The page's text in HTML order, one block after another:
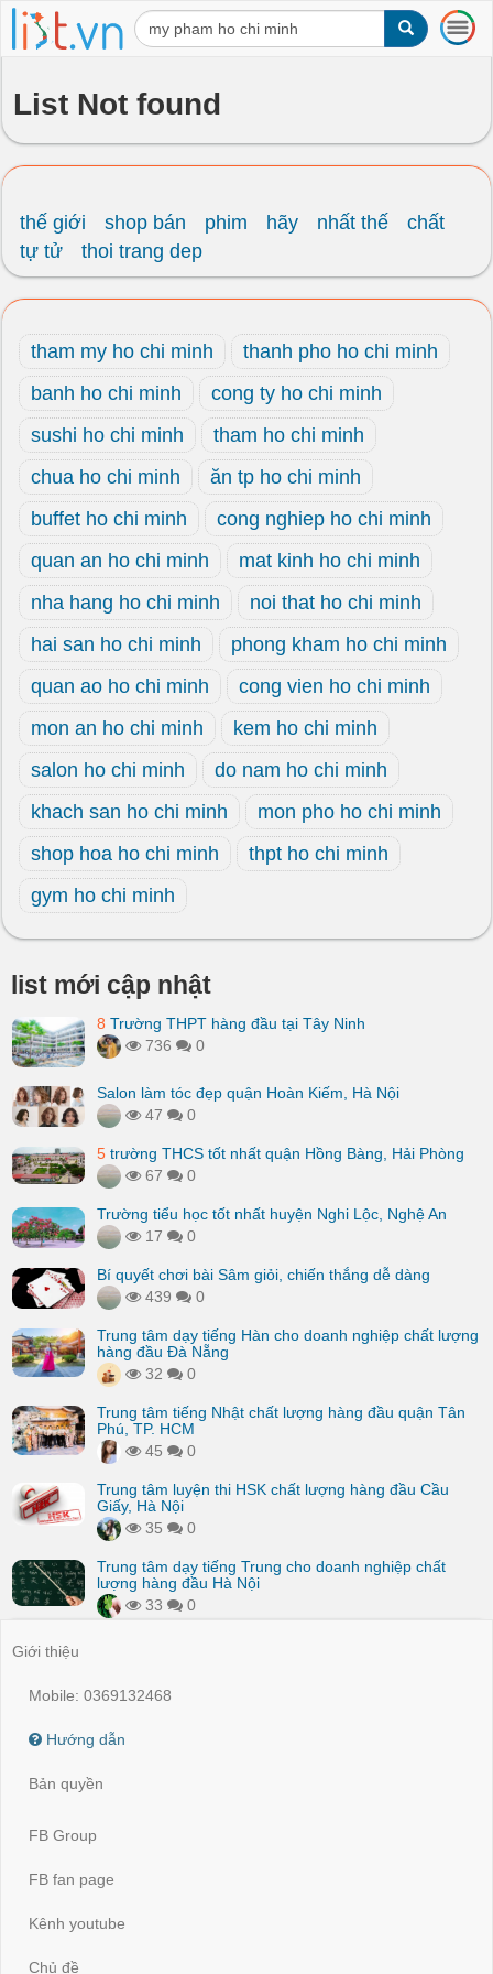
T
o
i
t
List Not found
thế giới shop bán phim hãy nhất thế
chất
tự tử
thoi trang dep
tham my ho chi minh
thanh pho ho chi minh
banh ho chi minh
cong ty ho chi minh
sushi ho chi minh
tham ho chi minh
chua ho chi minh
ăn tp ho chi minh
buffet ho chi minh
cong nghiep ho chi minh
quan an ho chi minh
mat kinh ho chi minh
nha hang ho chi minh
noi that ho chi minh
hai san ho chi minh
phong kham ho chi minh
quan ao ho chi minh
cong vien ho chi minh
mon an ho chi minh
kem ho chi minh
salon ho chi minh
do nam ho chi minh
khach san ho chi minh
mon pho ho chi minh
shop hoa ho chi minh
thpt ho chi minh
gym ho chi minh
list mới cập nhật
8 Trường THPT hàng đầu tại Tây Ninh
736
0
Salon làm tóc đẹp quận Hoàn Kiếm, Hà Nội
47
0
5 trường THCS tốt nhất quận Hồng Bàng, Hải Phòng
67
0
Trường tiểu học tốt nhất huyện Nghi Lộc, Nghệ An
17
0
Bí quyết chơi bài Sâm giỏi, chiến thắng dễ dàng
439
0
Trung tâm dạy tiếng Hàn cho doanh nghiệp chất lượng
hàng đầu Đà Nẵng
32
0
Trung tâm tiếng Nhật chất lượng hàng đầu quận Tân
Phú, TP. HCM
45
0
Trung tâm luyện thi HSK chất lượng hàng đầu Cầu
Giấy, Hà Nội
35
0
Trung tâm dạy tiếng Trung cho doanh nghiệp chất
lượng hàng đầu Hà Nội
33
0
Giới thiệu
Mobile: 0369132468
Hướng dẫn
Bản quyền
FB Group
FB fan page
Kênh youtube
Chủ đề